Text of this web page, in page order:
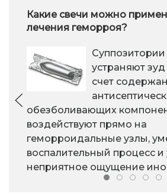
Какие свечи можно
лечения геморроя?
устраняют
счет
обезболивающих
воздействуют прямо на
геморроидальные узлы,
воспалительный процесс и
неприятное ощущение